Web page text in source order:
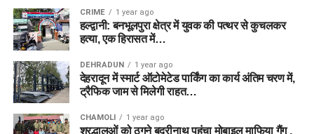
CRIME 1 year ago
हल्द्वानी: बनभूलपुरा क्षेत्र में युवक की पत्थर से कुचलकर
हत्या, एक हिरासत में…
DEHRADUN 1 year ago
देहरादून में स्मार्ट ऑटोमेटेड पार्किंग का कार्य अंतिम चरण में,
ट्रैफिक जाम से मिलेगी राहत…
CHAMOLI 1 year ago
श्रद्धालुओं को ठगने बद्रीनाथ पहुंचा मोबाइल माफिया गैंग ,